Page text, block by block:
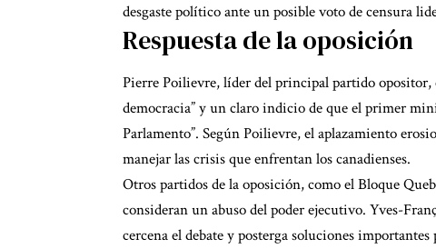
desgaste político ante un posible voto de censura
Respuesta de la oposición
Pierre Poilievre, líder del principal partido opositor,
democracia” y un claro indicio de que el primer
Parlamento”. Según Poilievre, el aplazamiento
manejar las crisis que enfrentan los canadienses.
Otros partidos de la oposición, como el Bloque
consideran un abuso del poder ejecutivo. Yves-
cercena el debate y posterga soluciones